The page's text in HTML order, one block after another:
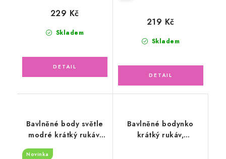
Skladem
229 Kč
Skladem
219 Kč
Bavlněné body světle
modré krátký rukáv,
malá liška
Novinka
Bavlněné bodynko
krátký rukáv,